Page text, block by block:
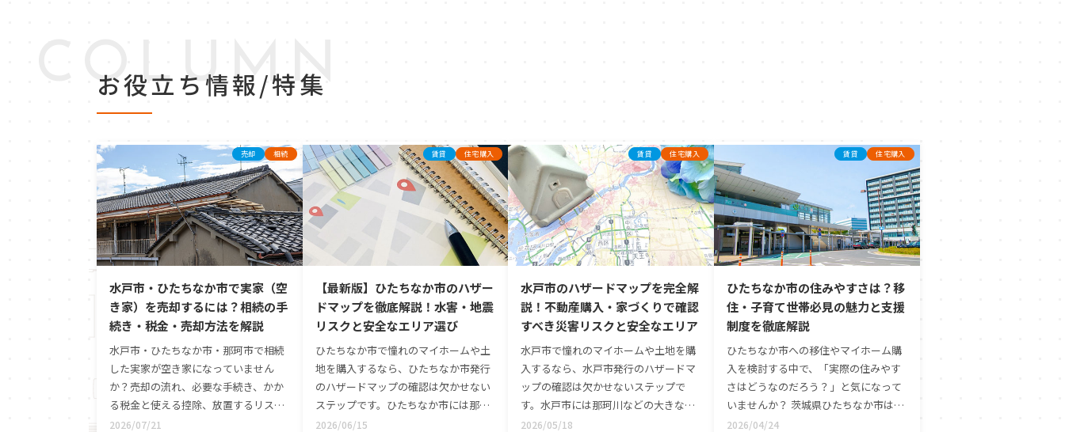
COLUMN
お役立ち情報/特集
売却 相続
水戸市・ひたちなか市で実家（空
き家）を売却するには？相続の手
続き・税金・売却方法を解説
水戸市・ひたちなか市・那珂市で相続
した実家が空き家になっていません
か？売却の流れ、必要な手続き、かか
る税金と使える控除、放置するリスク
まで、地域密着のLIXIL不動産ショップ
2026/07/21
賃貸 住宅購入
【最新版】ひたちなか市のハザー
ドマップを徹底解説！水害・地震
リスクと安全なエリア選び
ひたちなか市で憧れのマイホームや土
地を購入するなら、ひたちなか市発行
のハザードマップの確認は欠かせない
ステップです。ひたちなか市には那珂
川などの大きな川があり、自然災害の
2026/06/15
賃貸 住宅購入
水戸市のハザードマップを完全解
説！不動産購入・家づくりで確認
すべき災害リスクと安全なエリア
水戸市で憧れのマイホームや土地を購
入するなら、水戸市発行のハザードマ
ップの確認は欠かせないステップで
す。水戸市には那珂川などの大きな川
があり、自然災害のリスクをあらかじ
2026/05/18
賃貸 住宅購入
ひたちなか市の住みやすさは？移
住・子育て世帯必見の魅力と支援
制度を徹底解説
ひたちなか市への移住やマイホーム購
入を検討する中で、「実際の住みやす
さはどうなのだろう？」と気になって
いませんか？ 茨城県ひたちなか市は、
豊かな自然環境と便利な都市機能がバ
2026/04/24